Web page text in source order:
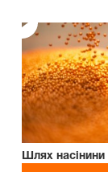
Шлях насінини